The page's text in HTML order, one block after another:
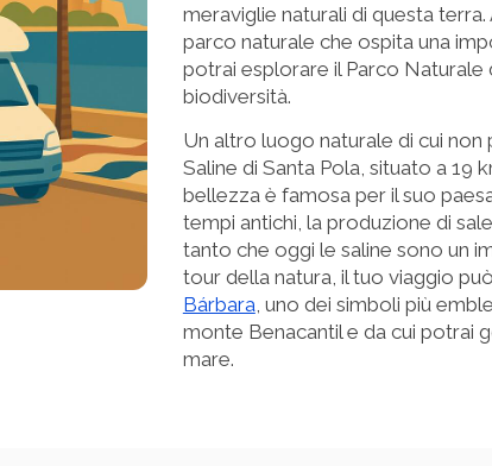
meraviglie naturali di questa
parco naturale che ospita una
potrai esplorare il Parco Naturale
biodiversità.
Un altro luogo naturale di cui
Saline di Santa Pola, situato a 19
bellezza è famosa per il suo
tempi antichi, la produzione di
tanto che oggi le saline sono un
tour della natura, il tuo viaggio
Bárbara, uno dei simboli più
monte Benacantil e da cui potrai
mare.